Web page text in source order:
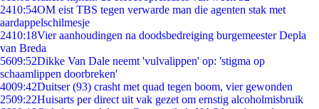
2410:54OM eist TBS tegen verwarde man die agenten stak met
aardappelschilmesje
2410:18Vier aanhoudingen na doodsbedreiging burgemeester Depla
van Breda
5609:52Dikke Van Dale neemt 'vulvalippen' op: 'stigma op
schaamlippen doorbreken'
4009:42Duitser (93) crasht met quad tegen boom, vier gewonden
2509:22Huisarts per direct uit vak gezet om ernstig alcoholmisbruik